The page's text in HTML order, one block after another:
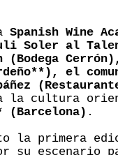
Spanish Wine
Soler al
(Bodega
el
a la cultura
(Barcelona) .
la primera
su escenario